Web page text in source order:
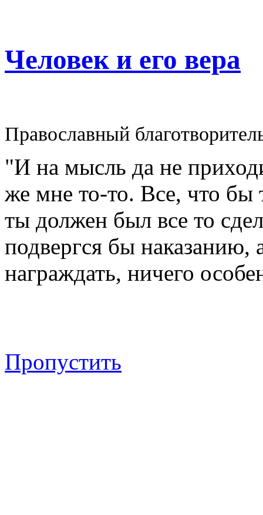
Человек и его вера
Православный
"И на мысль да не
же мне то-то. Все, что
ты должен был все то
подвергся бы наказанию,
награждать, ничего
Пропустить